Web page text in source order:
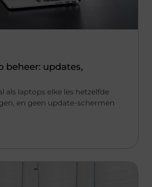
beheer: updates,
als laptops elke les hetzelfde
en geen update-schermen